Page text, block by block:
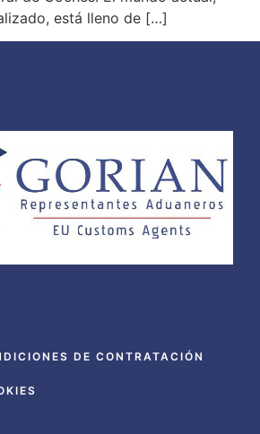
está lleno de […]
DE CONTRATACIÓN